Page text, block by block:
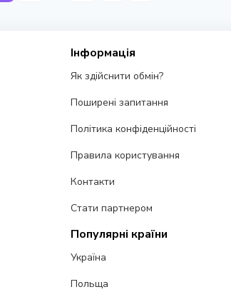
Інформація
Як здійснити обмін?
Поширені запитання
Політика конфіденційності
Правила користування
Контакти
Стати партнером
Популярні країни
Україна
Польща